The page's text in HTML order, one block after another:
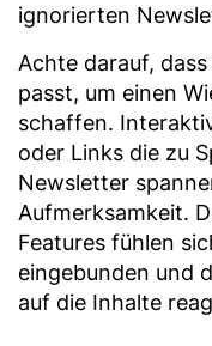
ignorierten
Achte darauf,
passt, um einen
schaffen.
oder Links die zu
Newsletter
Aufmerksamkeit.
Features fühlen
eingebunden und
auf die Inhalte